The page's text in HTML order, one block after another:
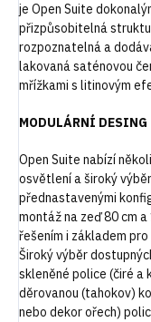
je Open Suite
přizpůsobitelná
rozpoznatelná a
lakovaná saténovou
mřížkami s litinovým
MODULÁRNÍ DESING
Open Suite nabízí
osvětlení a široký
přednastavenými
montáž na zeď 80 cm
řešením i základem
Široký výběr
skleněné police (čiré a
děrovanou (tahokov)
nebo dekor ořech)